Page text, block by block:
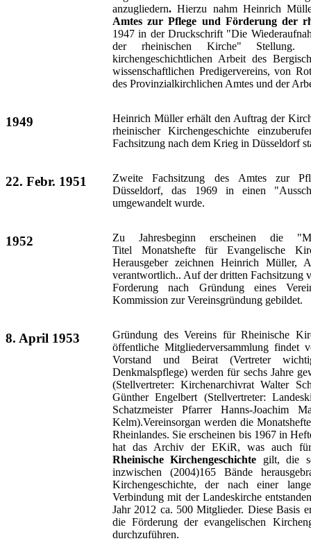
anzugliedern.Hierzu nahm Heinrich
Amtes zur Pflege und Förderung der
1947 in der Druckschrift "Die
der rheinischen Kirche"
kirchengeschichtlichen Arbeit des
wissenschaftlichen Predigervereins, von
des Provinzialkirchlichen Amtes und der
1949
Heinrich Müller erhält den Auftrag der
rheinischer Kirchengeschichte
Fachsitzung nach dem Krieg in Düsseldorf
22. Febr. 1951
Zweite Fachsitzung des Amtes zur
Düsseldorf, das 1969 in einen
umgewandelt wurde.
1952
Zu Jahresbeginn erscheinen die
Titel Monatshefte für Evangelische
Herausgeber zeichnen Heinrich Müller,
verantwortlich.. Auf der dritten Fachsitzung
Forderung nach Gründung eines
Kommission zur Vereinsgründung gebildet.
8. April 1953
Gründung des Vereins für Rheinische
öffentliche Mitgliederversammlung
Vorstand und Beirat (Vertreter
Denkmalspflege) werden für sechs Jahre
(Stellvertreter: Kirchenarchivrat Walter
Günther Engelbert (Stellvertreter:
Schatzmeister Pfarrer Hanns-Joachim
Kelm).Vereinsorgan werden die
Rheinlandes. Sie erscheinen bis 1967 in
hat das Archiv der EKiR, was auch
Rheinische Kirchengeschichte gilt, die
inzwischen (2004)165 Bände
Kirchengeschichte, der nach einer
Verbindung mit der Landeskirche
Jahr 2012 ca. 500 Mitglieder. Diese Basis
die Förderung der evangelischen
durchzuführen.